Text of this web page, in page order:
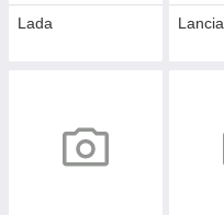
Lada Lancia